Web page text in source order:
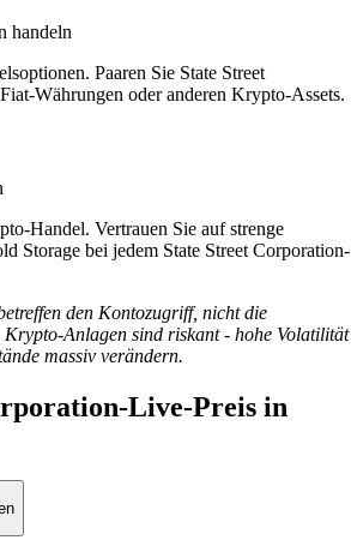
handeln
Paaren Sie State Street
Währungen oder anderen Krypto-Assets.
Handel. Vertrauen Sie auf strenge
Storage bei jedem State Street Corporation-
den Kontozugriff, nicht die
Krypto-Anlagen sind riskant - hohe Volatilität
massiv verändern.
Live-Preis in